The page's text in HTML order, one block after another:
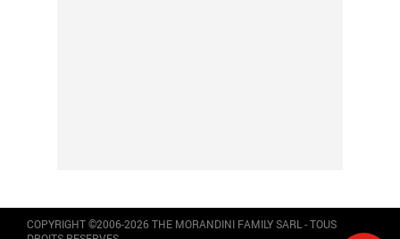
COPYRIGHT ©2006-2026 THE MORANDINI FAMILY SARL - TOUS